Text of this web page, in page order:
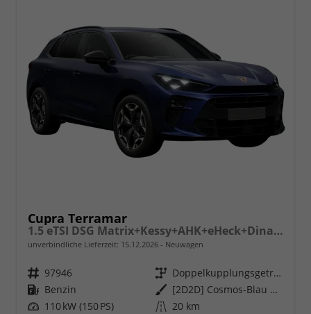
Cupra Terramar
1.5 eTSI DSG Matrix+Kessy+AHK+eHeck+Dinamica+CarPlay+eHeck+GV5
unverbindliche Lieferzeit: 15.12.2026 Neuwagen
Fahrzeugnr. 97946 Getriebe
Doppelkupplungsgetriebe (DSG)
Kraftstoff Benzin Außenfarbe
[2D2D] Cosmos-Blau Metallic
Leistung 110 kW (150 PS) Kilometerstand 20 km